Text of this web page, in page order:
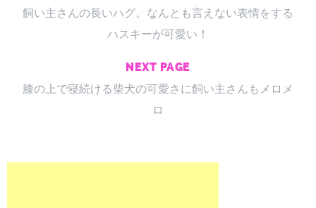
飼い主さんの長いハグ。なんとも言えない表情をする
ハスキーが可愛い！
NEXT PAGE
膝の上で寝続ける柴犬の可愛さに飼い主さんもメロメ
ロ